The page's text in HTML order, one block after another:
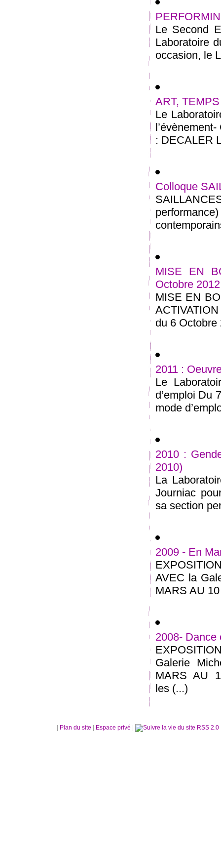
Le Second
Laboratoire
occasion, le
ART,
Le
: DECALER
Colloque
MISE EN
Octobre 2012
MISE EN
du 6
2011 :
Le
d’emploi Du
mode
2010 :
2010)
La
Journiac
sa section
2009 - En
AVEC la
MARS AU
2008- Dance
Galerie
MARS AU
les (...)
Plan du site Espace privé RSS 2.0